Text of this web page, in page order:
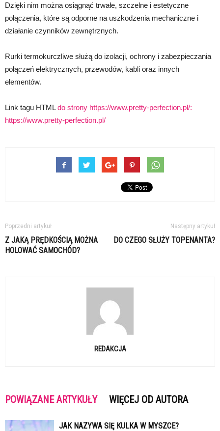
Dzięki nim można osiągnąć trwałe, szczelne i estetyczne
połączenia, które są odporne na uszkodzenia mechaniczne i
działanie czynników zewnętrznych.
Rurki termokurczliwe służą do izolacji, ochrony i zabezpieczania
połączeń elektrycznych, przewodów, kabli oraz innych
elementów.
Link tagu HTMLdo strony https://www.pretty-perfection.pl/:
https://www.pretty-perfection.pl/
Poprzedni artykuł
Z JAKĄ PRĘDKOŚCIĄ MOŻNA
HOLOWAĆ SAMOCHÓD?
Następny artykuł
DO CZEGO SŁUŻY TOPENANTA?
REDAKCJA
POWIĄZANE ARTYKUŁY WIĘCEJ OD AUTORA
JAK NAZYWA SIĘ KULKA W MYSZCE?